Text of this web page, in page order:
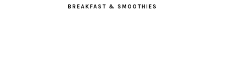
BREAKFAST & SMOOTHIES